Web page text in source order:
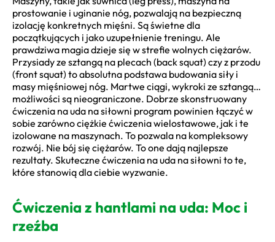
prostowanie i uginanie nóg, pozwalają na bezpieczną
izolację konkretnych mięśni. Są świetne dla
początkujących i jako uzupełnienie treningu. Ale
prawdziwa magia dzieje się w strefie wolnych ciężarów.
Przysiady ze sztangą na plecach (back squat) czy z przodu
(front squat) to absolutna podstawa budowania siły i
masy mięśniowej nóg. Martwe ciągi, wykroki ze sztangą…
możliwości są nieograniczone. Dobrze skonstruowany
ćwiczenia na uda na siłowni program powinien łączyć w
sobie zarówno ciężkie ćwiczenia wielostawowe, jak i te
izolowane na maszynach. To pozwala na kompleksowy
rozwój. Nie bój się ciężarów. To one dają najlepsze
rezultaty. Skuteczne ćwiczenia na uda na siłowni to te,
które stanowią dla ciebie wyzwanie.
Ćwiczenia z hantlami na uda: Moc i
rzeźba